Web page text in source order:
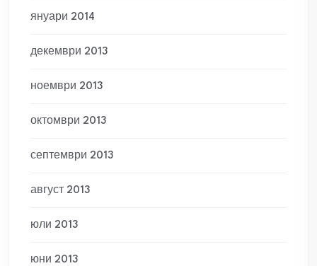
януари 2014
декември 2013
ноември 2013
октомври 2013
септември 2013
август 2013
юли 2013
юни 2013